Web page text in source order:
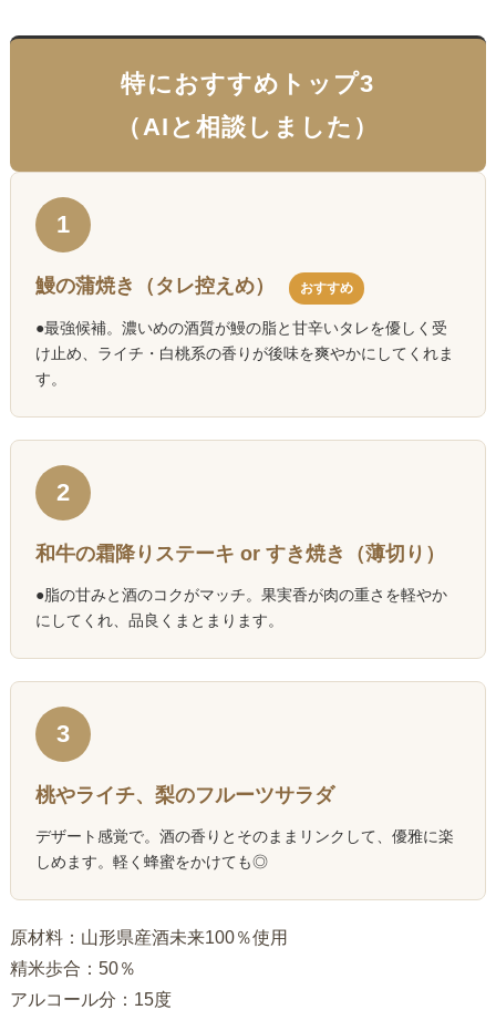
特におすすめトップ3
（AIと相談しました）
1
鰻の蒲焼き（タレ控えめ） おすすめ
●最強候補。濃いめの酒質が鰻の脂と甘辛いタレを優しく受
け止め、ライチ・白桃系の香りが後味を爽やかにしてくれま
す。
2
和牛の霜降りステーキ or すき焼き（薄切り）
●脂の甘みと酒のコクがマッチ。果実香が肉の重さを軽やか
にしてくれ、品良くまとまります。
3
桃やライチ、梨のフルーツサラダ
デザート感覚で。酒の香りとそのままリンクして、優雅に楽
しめます。軽く蜂蜜をかけても◎
原材料：山形県産酒未来100％使用
精米歩合：50％
アルコール分：15度